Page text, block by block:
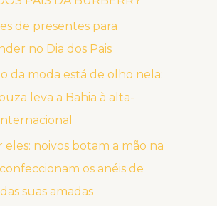
de presentes para
no Dia dos Pais
da moda está de olho nela:
leva a Bahia à alta-
eles: noivos botam a mão na
os anéis de
suas amadas